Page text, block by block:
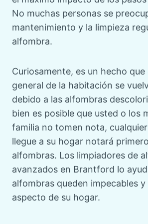
No muchas personas se
mantenimiento y la limpieza
alfombra.
Curiosamente, es un hecho que
general de la habitación se
debido a las alfombras
bien es posible que usted o los
familia no tomen nota,
llegue a su hogar notará
alfombras. Los limpiadores de
avanzados en Brantford lo
alfombras queden impecables y
aspecto de su hogar.